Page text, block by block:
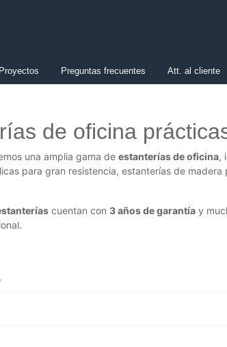
Proyectos Preguntas frecuentes Att. al cliente
de oficina
una amplia gama de estanterías de oficina,
para gran resistencia, estanterías de
cuentan con 3 años de garantía y